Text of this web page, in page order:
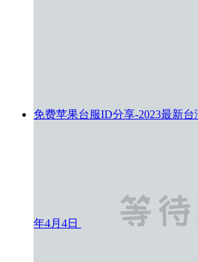
免费苹果台服ID分享-2023最新
年4月4日